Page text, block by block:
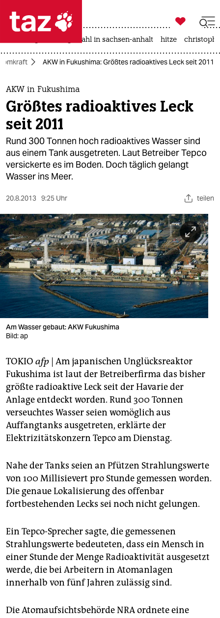
 taz zahl ich
taz zahl ich
themen
politik
öko
gesellschaft
kultur
sport
berlin
nord
wahrheit
verlag
verlag
veranstaltungen
fragen & hilfe
unterstützen
abo
genossenschaft
epaper login

taz zahl ich
landtagswahl in sachsen-anhalt hitze
AKW in Fukushima: Größtes radioaktives Leck seit 2011
AKW in Fukushima
Größtes radioaktives Leck
seit 2011
Rund 300 Tonnen hoch radioaktives Wasser sind
aus einem Tank ausgetreten. Laut Betreiber Tepco
versickerte es im Boden. Doch täglich gelangt
Wasser ins Meer.
20.8.2013 9:25 Uhr teilen
Am Wasser gebaut: AKW Fukushima
Bild: ap
TOKIO afp | Am japanischen Unglücksreaktor
Fukushima ist laut der Betreiberfirma das bisher
größte radioaktive Leck seit der Havarie der
Anlage entdeckt worden. Rund 300 Tonnen
verseuchtes Wasser seien womöglich aus
Auffangtanks ausgetreten, erklärte der
Elektrizitätskonzern Tepco am Dienstag.
Nahe der Tanks seien an Pfützen Strahlungswerte
von 100 Millisievert pro Stunde gemessen worden.
Die genaue Lokalisierung des offenbar
fortbestehenden Lecks sei noch nicht gelungen.
Ein Tepco-Sprecher sagte, die gemessenen
Strahlungswerte bedeuteten, dass ein Mensch in
einer Stunde der Menge Radioaktivität ausgesetzt
werde, die bei Arbeitern in Atomanlagen
innerhalb von fünf Jahren zulässig sind.
Die Atomaufsichtsbehörde NRA ordnete eine